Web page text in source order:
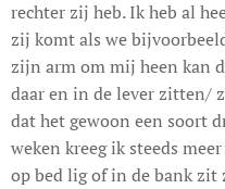
rechter zij heb. Ik heb al
zij komt als we
zijn arm om mij heen kan
daar en in de lever zitten/
dat het gewoon een soort
weken kreeg ik steeds
op bed lig of in de bank zit